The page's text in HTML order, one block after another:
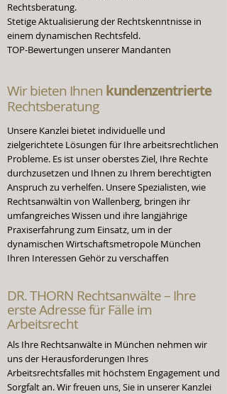
Rechtsberatung.
Stetige Aktualisierung der Rechtskenntnisse in
einem dynamischen Rechtsfeld.
TOP-Bewertungen unserer Mandanten
Wir bieten Ihnen kundenzentrierte
Rechtsberatung
Unsere Kanzlei bietet individuelle und
zielgerichtete Lösungen für Ihre arbeitsrechtlichen
Probleme. Es ist unser oberstes Ziel, Ihre Rechte
durchzusetzen und Ihnen zu Ihrem berechtigten
Anspruch zu verhelfen. Unsere Spezialisten, wie
Rechtsanwältin von Wallenberg, bringen ihr
umfangreiches Wissen und ihre langjährige
Praxiserfahrung zum Einsatz, um in der
dynamischen Wirtschaftsmetropole München
Ihren Interessen Gehör zu verschaffen
DR. THORN Rechtsanwälte – Ihre
erste Adressefür Fälle im
Arbeitsrecht
Als Ihre Rechtsanwälte in München nehmen wir
uns der Herausforderungen Ihres
Arbeitsrechtsfalles mit höchstem Engagement und
Sorgfalt an. Wir freuen uns, Sie in unserer Kanzlei